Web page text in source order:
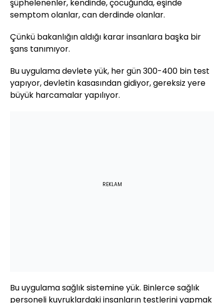
şüphelenenler, kendinde, çocuğunda, eşinde
semptom olanlar, can derdinde olanlar.
Çünkü bakanlığın aldığı karar insanlara başka bir
şans tanımıyor.
Bu uygulama devlete yük, her gün 300-400 bin test
yapıyor, devletin kasasından gidiyor, gereksiz yere
büyük harcamalar yapılıyor.
REKLAM
Bu uygulama sağlık sistemine yük. Binlerce sağlık
personeli kuyruklardaki insanların testlerini yapmak